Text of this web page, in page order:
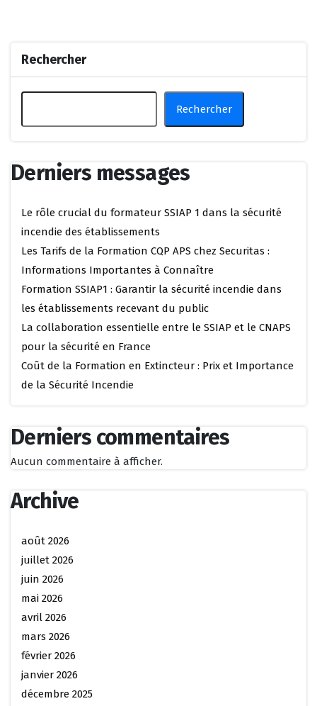
Rechercher
Rechercher
Derniers messages
Le rôle crucial du formateur SSIAP 1 dans la sécurité
incendie des établissements
Les Tarifs de la Formation CQP APS chez Securitas :
Informations Importantes à Connaître
Formation SSIAP1 : Garantir la sécurité incendie dans
les établissements recevant du public
La collaboration essentielle entre le SSIAP et le CNAPS
pour la sécurité en France
Coût de la Formation en Extincteur : Prix et Importance
de la Sécurité Incendie
Derniers commentaires
Aucun commentaire à afficher.
Archive
août 2026
juillet 2026
juin 2026
mai 2026
avril 2026
mars 2026
février 2026
janvier 2026
décembre 2025